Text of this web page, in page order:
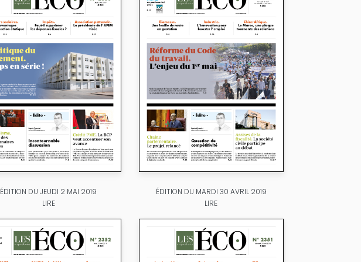
ÉDITION DU JEUDI 2 MAI 2019
LIRE
ÉDITION DU MARDI 30 AVRIL 2019
LIRE